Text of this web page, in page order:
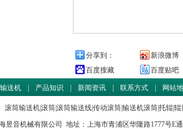
分享到：
新浪微博
百度搜藏
百度贴吧
送机 产品知识 新闻资讯 联系方式 网站
滚筒输送机|滚筒|滚筒输送线|传动滚筒|输送机滚筒|托辊|辊
昱音机械有限公司 地址：上海市青浦区华隆路1777号E